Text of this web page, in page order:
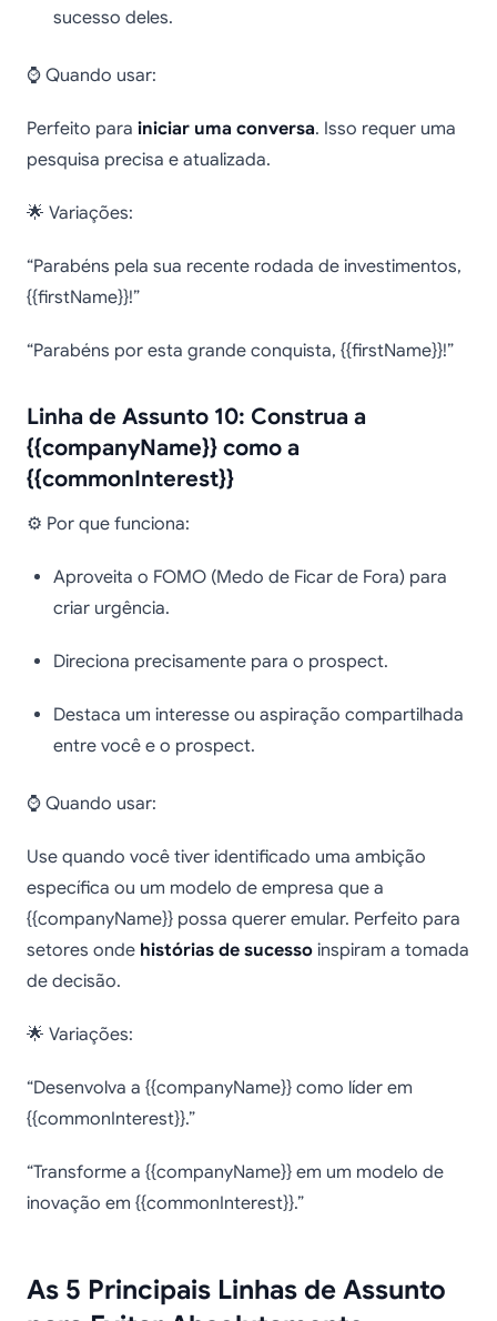
sucesso deles.
⌚ Quando usar:
Perfeito para iniciar uma conversa. Isso requer uma
pesquisa precisa e atualizada.
🌟 Variações:
“Parabéns pela sua recente rodada de investimentos,
{{firstName}}!”
“Parabéns por esta grande conquista, {{firstName}}!”
Linha de Assunto 10: Construa a
{{companyName}} como a
{{commonInterest}}
⚙️ Por que funciona:
Aproveita o FOMO (Medo de Ficar de Fora) para
criar urgência.
Direciona precisamente para o prospect.
Destaca um interesse ou aspiração compartilhada
entre você e o prospect.
⌚ Quando usar:
Use quando você tiver identificado uma ambição
específica ou um modelo de empresa que a
{{companyName}} possa querer emular. Perfeito para
setores onde histórias de sucesso inspiram a tomada
de decisão.
🌟 Variações:
“Desenvolva a {{companyName}} como líder em
{{commonInterest}}.”
“Transforme a {{companyName}} em um modelo de
inovação em {{commonInterest}}.”
As 5 Principais Linhas de Assunto